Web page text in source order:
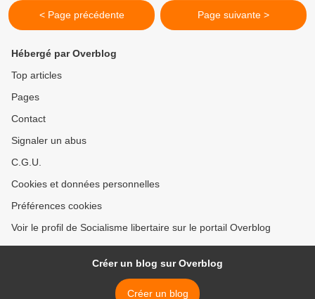
< Page précédente Page suivante >
Hébergé par Overblog
Top articles
Pages
Contact
Signaler un abus
C.G.U.
Cookies et données personnelles
Préférences cookies
Voir le profil de Socialisme libertaire sur le portail Overblog
Créer un blog sur Overblog
Créer un blog